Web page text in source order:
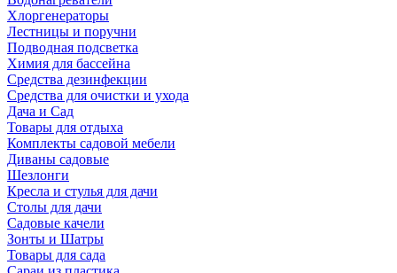
Хлоргенераторы
Лестницы и поручни
Подводная подсветка
Химия для бассейна
Средства дезинфекции
Средства для очистки и ухода
Дача и Сад
Товары для отдыха
Комплекты садовой мебели
Диваны садовые
Шезлонги
Кресла и стулья для дачи
Столы для дачи
Садовые качели
Зонты и Шатры
Товары для сада